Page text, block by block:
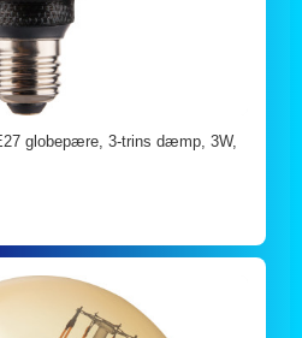
globepære, 3-trins dæmp, 3W,